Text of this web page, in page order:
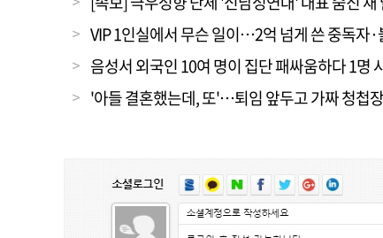
VIP 1인실에서 무슨 일이…2억 넘게 쓴 중독자
음성서 외국인 10여 명이 집단 패싸움하다 1명
'아들 결혼했는데, 또'…퇴임 앞두고 가짜 청첩